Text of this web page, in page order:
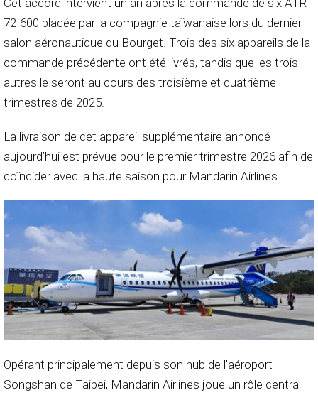
Cet accord intervient un an après la commande de six ATR
72-600 placée par la compagnie taïwanaise lors du dernier
salon aéronautique du Bourget. Trois des six appareils de la
commande précédente ont été livrés, tandis que les trois
autres le seront au cours des troisième et quatrième
trimestres de 2025.
La livraison de cet appareil supplémentaire annoncé
aujourd’hui est prévue pour le premier trimestre 2026 afin de
coïncider avec la haute saison pour Mandarin Airlines.
Opérant principalement depuis son hub de l’aéroport
Songshan de Taipei, Mandarin Airlines joue un rôle central